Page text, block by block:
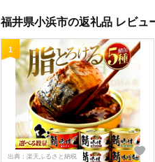
福井県小浜市の返礼品 レビュ
1
出典：楽天ふるさと納税